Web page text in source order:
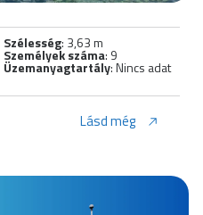
Szélesség: 3,63 m
Személyek száma: 9
Üzemanyagtartály: Nincs adat
Lásd még